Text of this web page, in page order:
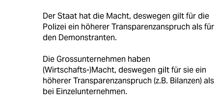
Der Staat hat die Macht, deswegen gilt für die
Polizei ein höherer Transparenzanspruch als für
den Demonstranten.
Die Grossunternehmen haben
(Wirtschafts-)Macht, deswegen gilt für sie ein
höherer Transparenzanspruch (z.B. Bilanzen) als
bei Einzelunternehmen.